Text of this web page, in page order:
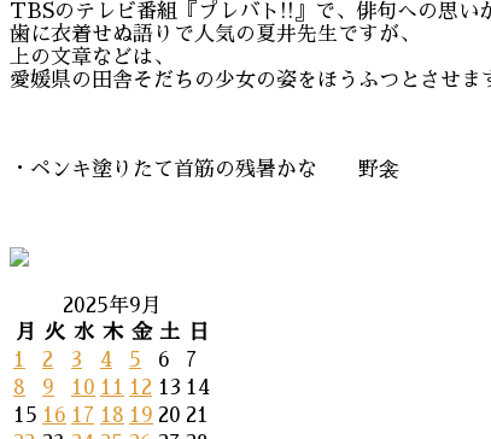
TBSのテレビ番組『プレバト!!』で、俳句への思い
歯に衣着せぬ語りで人気の夏井先生ですが、
上の文章などは、
愛媛県の田舎そだちの少女の姿をほうふつとさせま
・ペンキ塗りたて首筋の残暑かな 野衾
2025年9月
月
火 水 木 金 土
日
1
2 3 4 5 6
7
8
9 10 11 12 13 14
15 16 17 18 19 20 21